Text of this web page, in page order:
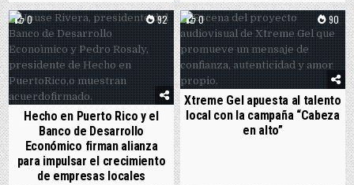
0 92
Hecho en Puerto Rico y el
Banco de Desarrollo
Económico firman alianza
para impulsar el crecimiento
de empresas locales
0 90
Xtreme Gel apuesta al talento
local con la campaña “Cabeza
en alto”